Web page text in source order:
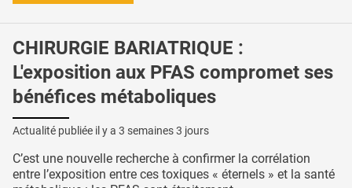
CHIRURGIE BARIATRIQUE :
L'exposition aux PFAS compromet ses
bénéfices métaboliques
Actualité publiée il y a 3 semaines 3 jours
C’est une nouvelle recherche à confirmer la corrélation
entre l’exposition entre ces toxiques « éternels » et la santé